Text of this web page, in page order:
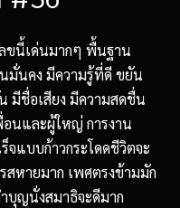
ขนี้เด่นมากๆ พื้นฐาน
มั่นคง มีความรู้ที่ดี ขยัน
มีชื่อเสียง มีความสดชื่น
นและผู้ใหญ่ การงาน
จแบบก้าวกระโดดชีวิตจะ
สหายมาก เพศตรงข้ามมัก
บุญนั่งสมาธิจะดีมาก